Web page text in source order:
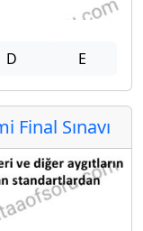
D E
Final Sınavı